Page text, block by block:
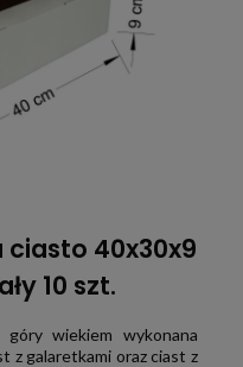
40x30x9
10 szt.
wiekiem wykonana